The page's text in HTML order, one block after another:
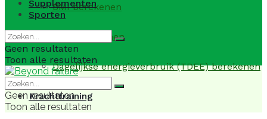
BMI berekenen
BMR berekenen
Dagelijkse energieverbruik (TDEE) berekenen
Krachttraining
Supplementen
Sporten
Geen resultaten
Toon alle resultaten
Geen resultaten
Toon alle resultaten